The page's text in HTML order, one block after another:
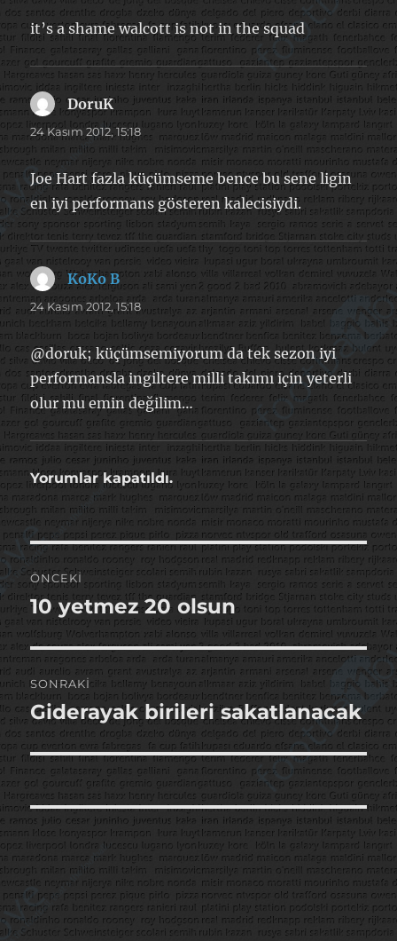
it’s a shame walcott is not in the squad
DoruKdedi
ki:
24 Kasım 2012, 15:18
Joe Hart fazla küçümseme bence bu sene ligin
en iyi performans gösteren kalecisiydi.
KoKo Bdedi
ki:
24 Kasım 2012, 15:18
@doruk; küçümsemiyorum da tek sezon iyi
performansla ingiltere milli takımı için yeterli
olur mu emin değilim…
Yorumlar kapatıldı.
Yazı
gezinmesi
ÖNCEKI
Önceki
yazı:
10 yetmez 20 olsun
SONRAKI
Sonraki
yazı:
Giderayak birileri sakatlanacak